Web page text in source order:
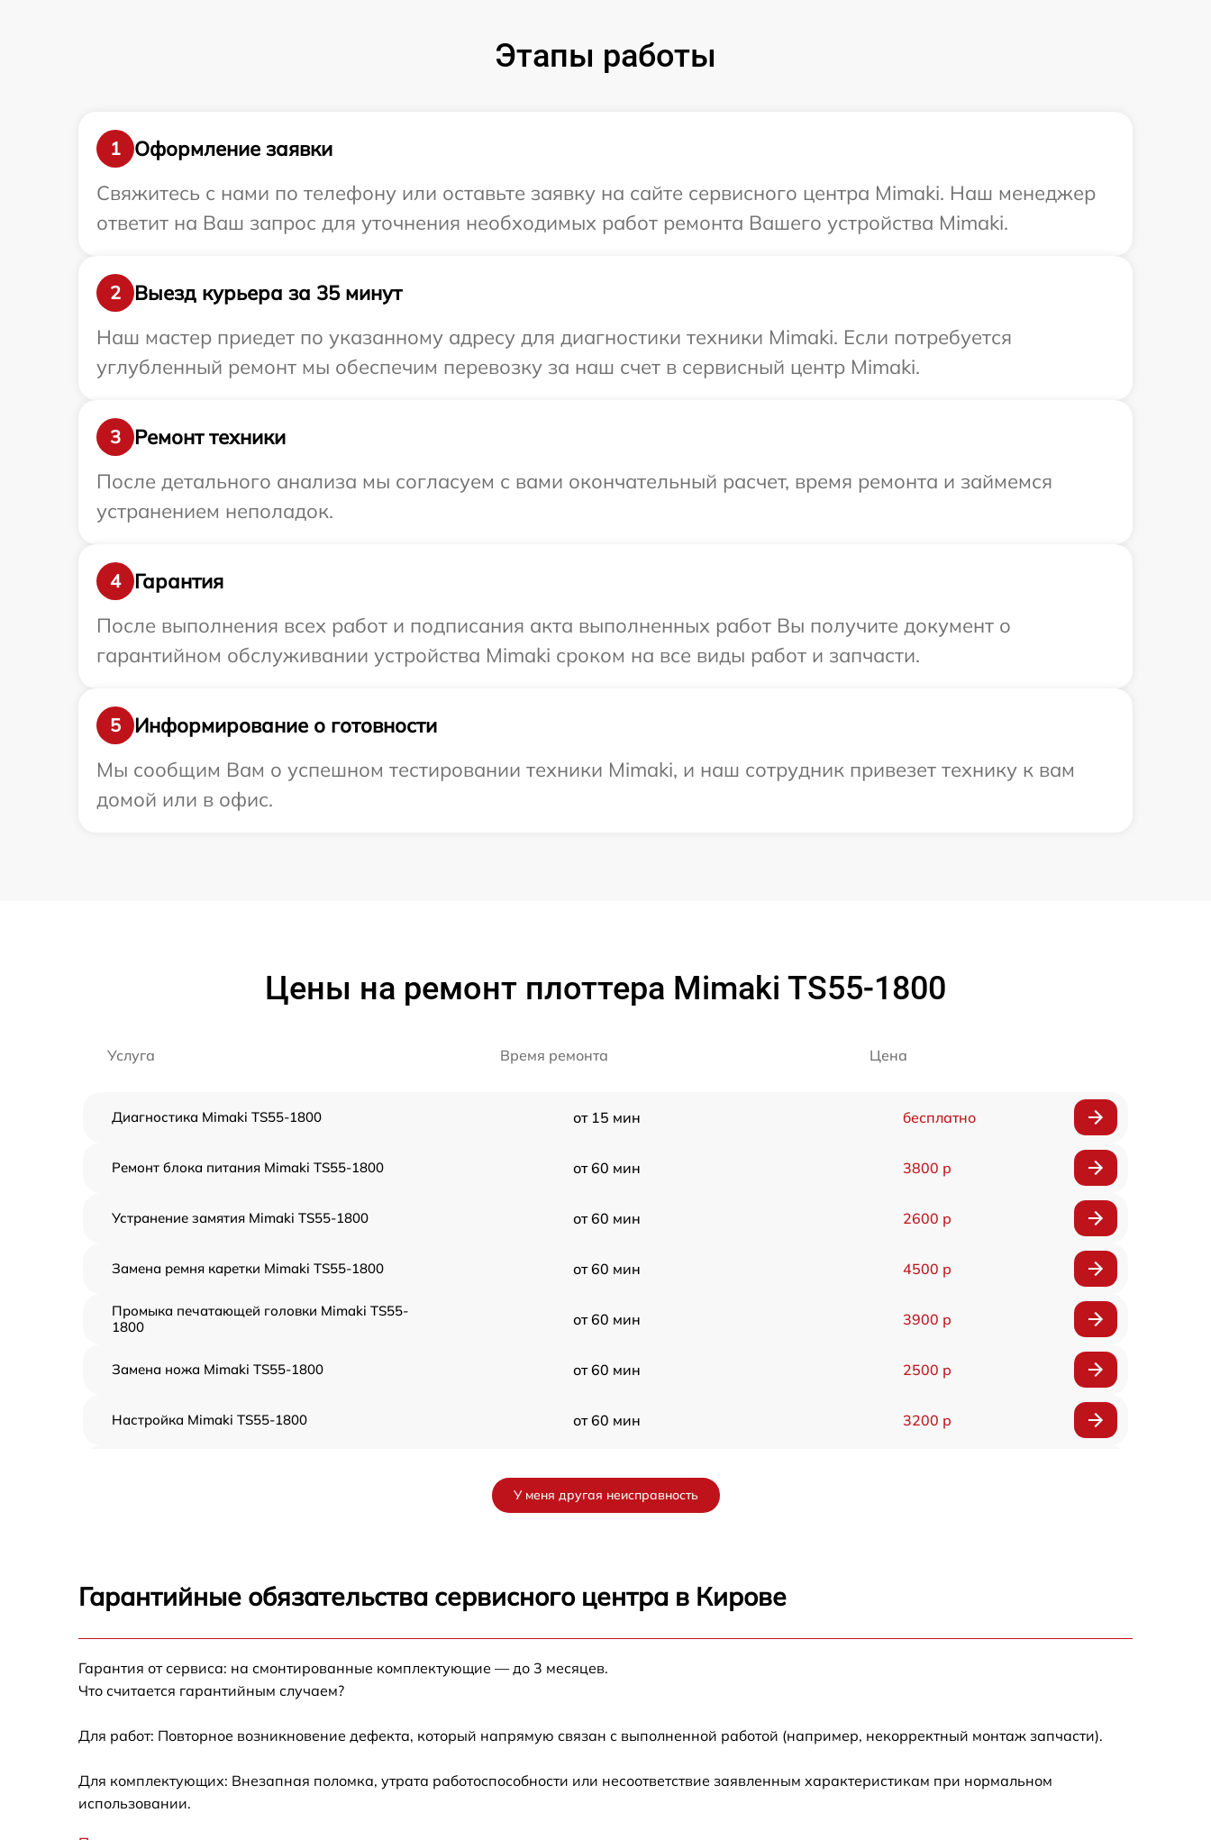
Этапы работы
1
Оформление заявки
Свяжитесь с нами по телефону или оставьте заявку на сайте сервисного центра Mimaki. Наш менеджер
ответит на Ваш запрос для уточнения необходимых работ ремонта Вашего устройства Mimaki.
2
Выезд курьера за 35 минут
Наш мастер приедет по указанному адресу для диагностики техники Mimaki. Если потребуется
углубленный ремонт мы обеспечим перевозку за наш счет в сервисный центр Mimaki.
3
Ремонт техники
После детального анализа мы согласуем с вами окончательный расчет, время ремонта и займемся
устранением неполадок.
4
Гарантия
После выполнения всех работ и подписания акта выполненных работ Вы получите документ о
гарантийном обслуживании устройства Mimaki сроком на все виды работ и запчасти.
5
Информирование о готовности
Мы сообщим Вам о успешном тестировании техники Mimaki, и наш сотрудник привезет технику к вам
домой или в офис.
Цены на ремонт плоттера Mimaki TS55-1800
Услуга Время ремонта Цена
Диагностика Mimaki TS55-1800 от 15 мин бесплатно
Ремонт блока питания Mimaki TS55-1800 от 60 мин 3800 р
Устранение замятия Mimaki TS55-1800 от 60 мин 2600 р
Замена ремня каретки Mimaki TS55-1800 от 60 мин 4500 р
Промыка печатающей головки Mimaki TS55-
1800
от 60 мин 3900 р
Замена ножа Mimaki TS55-1800 от 60 мин 2500 р
Настройка Mimaki TS55-1800 от 60 мин 3200 р
Замена трубок Mimaki TS55-1800 от 60 мин
У меня другая неисправность
Гарантийные обязательства сервисного центра в Кирове
Гарантия от сервиса: на смонтированные комплектующие — до 3 месяцев.
Что считается гарантийным случаем?
Для работ: Повторное возникновение дефекта, который напрямую связан с выполненной работой (например, некорректный монтаж запчасти).
Для комплектующих: Внезапная поломка, утрата работоспособности или несоответствие заявленным характеристикам при нормальном
использовании.